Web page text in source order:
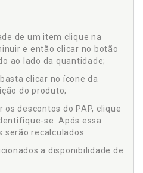
de um item clique na
e então clicar no botão
ao lado da quantidade;
clicar no ícone da
do produto;
descontos do PAP, clique
se. Após essa
recalculados.
a disponibilidade de